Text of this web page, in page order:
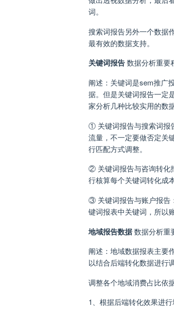
词。
搜索词报告另外一个数据
最有效的数据支持。
关键词报告数据分析重
阐述：关键词是sem推广
据。但是关键词报告一定
家分析几种比较实用的数
① 关键词报告与搜索词报
流量，不一定要做否定关
行匹配方式调整。
② 关键词报告与咨询转化
行核算每个关键词转化成
③ 关键词报告与账户报告
键词报表中关键词，所以
地域报告数据数据分析
阐述：地域数据报表主要
以结合后端转化数据进行调
调整各个地域消费占比依
1、根据后端转化效果进